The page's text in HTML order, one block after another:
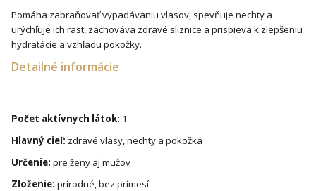
Pomáha zabraňovať vypadávaniu vlasov, spevňuje nechty a
urýchľuje ich rast, zachováva zdravé sliznice a prispieva k zlepšeniu
hydratácie a vzhľadu pokožky.
Detailné informácie
Počet aktívnych látok: 1
Hlavný cieľ: zdravé vlasy, nechty a pokožka
Určenie: pre ženy aj mužov
Zloženie: prírodné, bez prímesí